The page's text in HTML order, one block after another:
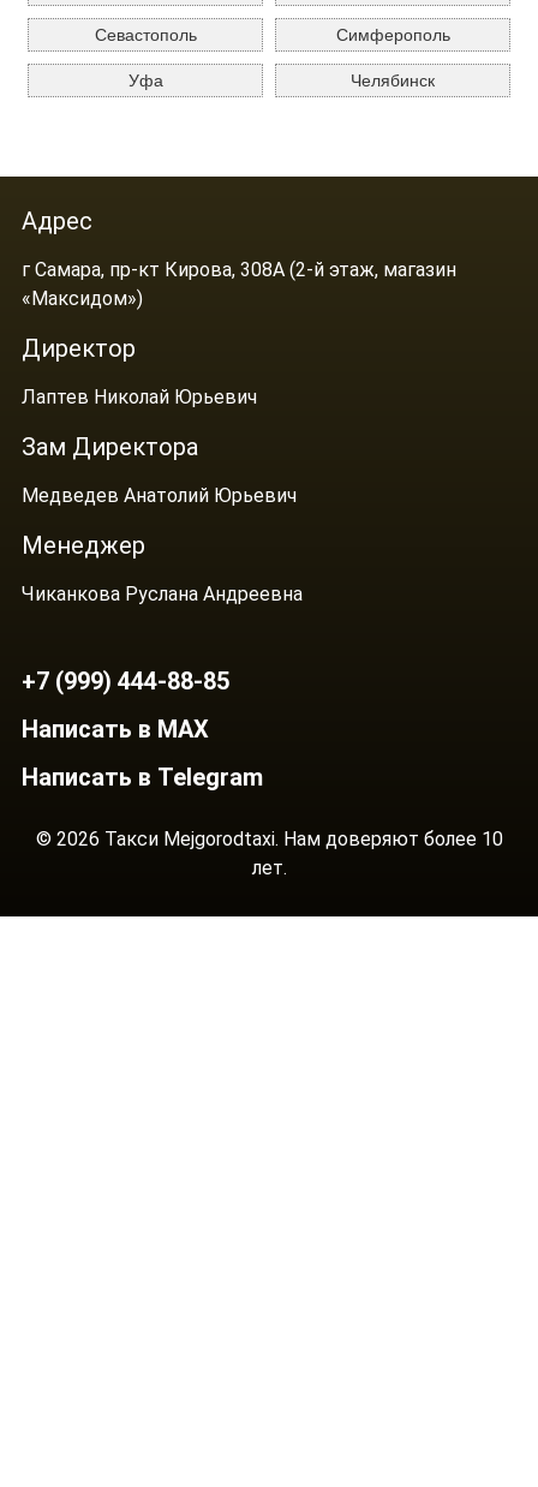
Севастополь Симферополь
Уфа Челябинск
Адрес
г Самара, пр-кт Кирова, 308А (2-й этаж, магазин
«Максидом»)
Директор
Лаптев Николай Юрьевич
Зам Директора
Медведев Анатолий Юрьевич
Менеджер
Чиканкова Руслана Андреевна
+7 (999) 444-88-85
Написать в MAX
Написать в Telegram
© 2026 Такси Mejgorodtaxi. Нам доверяют более 10
лет.